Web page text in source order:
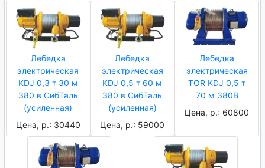
Лебедка
электрическая
KDJ 0,3 т 30 м
380 в СибТаль
(усиленная)
Цена, р.: 30440
Лебедка
электрическая
KDJ 0,5 т 60 м
380 в СибТаль
(усиленная)
Цена, р.: 59000
Лебедка
электрическая
TOR KDJ 0,5 т
70 м 380В
Цена, р.: 60800